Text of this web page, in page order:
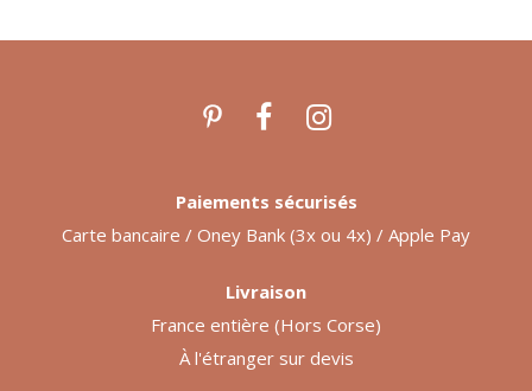
Paiements sécurisés
Carte bancaire / Oney Bank (3x ou 4x) / Apple Pay
Livraison
France entière (Hors Corse)
À l'étranger sur devis